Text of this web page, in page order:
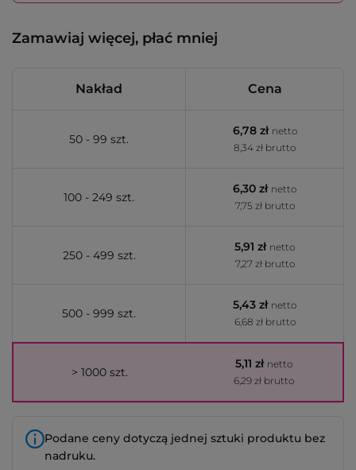
Zamawiaj więcej, płać mniej
Nakład Cena
50 - 99 szt.
6,78 zł netto
8,34 zł brutto
100 - 249 szt.
6,30 zł netto
7,75 zł brutto
250 - 499 szt.
5,91 zł netto
7,27 zł brutto
500 - 999 szt.
5,43 zł netto
6,68 zł brutto
> 1000 szt.
5,11 zł netto
6,29 zł brutto
Podane ceny dotyczą jednej sztuki produktu bez
nadruku.